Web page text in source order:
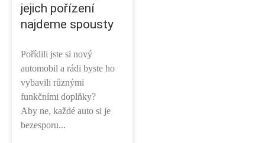
jejich pořízení
najdeme spousty
Pořídili jste si nový
automobil a rádi byste ho
vybavili různými
funkčními doplňky?
Aby ne, každé auto si je
bezesporu...